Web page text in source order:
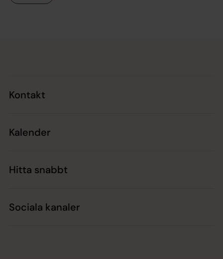
Kontakt
Kalender
Hitta snabbt
Sociala kanaler